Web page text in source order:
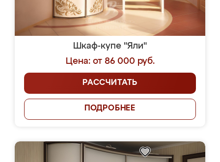
Шкаф-купе "Яли"
Цена: от 86 000 руб.
РАССЧИТАТЬ
ПОДРОБНЕЕ